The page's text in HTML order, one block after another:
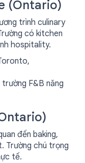
(Ontario)
trình culinary
có kitchen
hospitality.
F&B năng
đến baking,
Trường chú trọng
tế.